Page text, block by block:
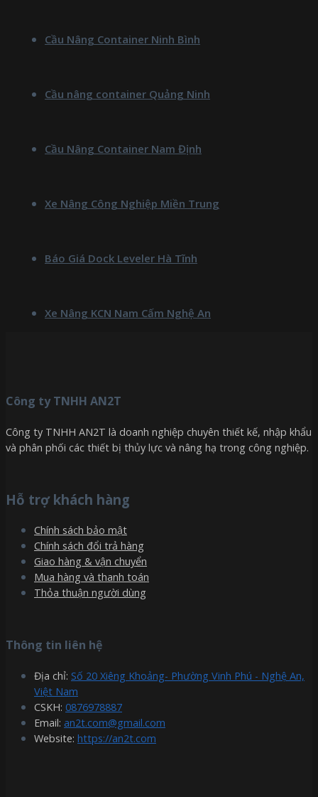
Cầu Nâng Container Ninh Bình
Cầu nâng container Quảng Ninh
Cầu Nâng Container Nam Định
Xe Nâng Công Nghiệp Miền Trung
Báo Giá Dock Leveler Hà Tĩnh
Xe Nâng KCN Nam Cấm Nghệ An
Công ty TNHH AN2T
Công ty TNHH AN2T là doanh nghiệp chuyên thiết kế, nhập khẩu
và phân phối các thiết bị thủy lực và nâng hạ trong công nghiệp.
Hỗ trợ khách hàng
Chính sách bảo mật
Chính sách đổi trả hàng
Giao hàng & vận chuyển
Mua hàng và thanh toán
Thỏa thuận người dùng
Thông tin liên hệ
Địa chỉ: Số 20 Xiêng Khoảng- Phường Vinh Phú - Nghệ An,
Việt Nam
CSKH: 0876978887
Email: an2t.com@gmail.com
Website: https://an2t.com